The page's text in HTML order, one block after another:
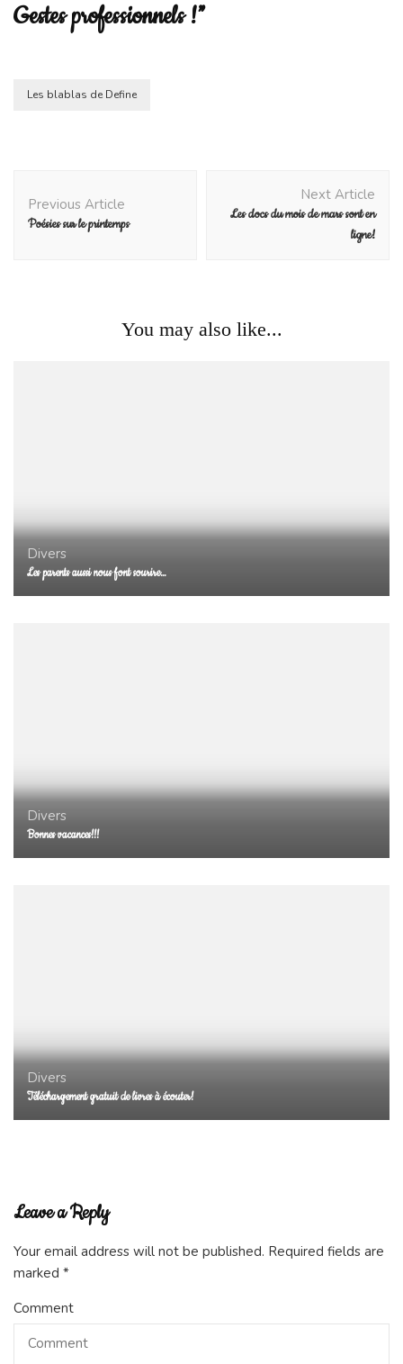
Gestes professionnels !”
Les blablas de Define
Navigation
Previous Article
Poésies sur le printemps
Next Article
Les docs du mois de mars sont en
ligne!
You may also like...
Divers
Les parents aussi nous font sourire…
Divers
Bonnes vacances!!!
Divers
Téléchargement gratuit de livres à écouter!
Leave a Reply
Your email address will not be published. Required fields are
marked *
Comment